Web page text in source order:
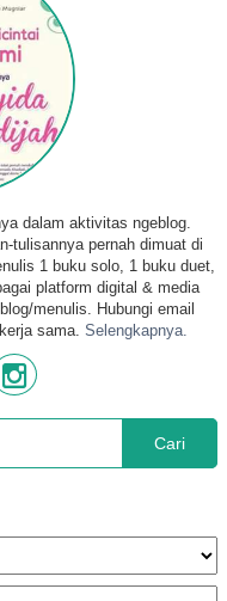
dalam aktivitas ngeblog.
tulisannya pernah dimuat di
1 buku solo, 1 buku duet,
platform digital & media
menulis. Hubungi email
sama. Selengkapnya.
Cari